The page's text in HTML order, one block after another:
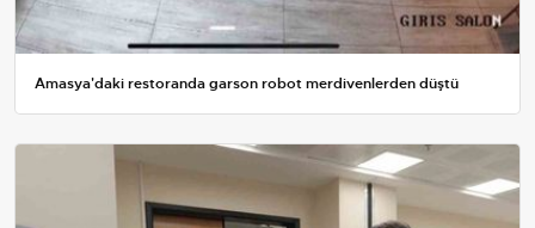
Amasya'daki restoranda garson robot merdivenlerden düştü